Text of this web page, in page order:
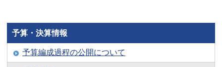
予算・決算情報
予算編成過程の公開について